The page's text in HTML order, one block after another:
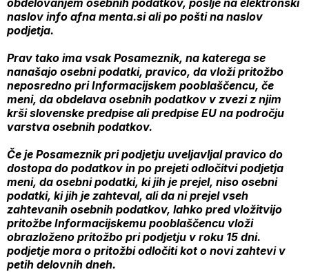
obdelovanjem osebnih podatkov, pošlje na elektronski
naslov info afna menta.si ali po pošti na naslov
podjetja.
Prav tako ima vsak Posameznik, na katerega se
nanašajo osebni podatki, pravico, da vloži pritožbo
neposredno pri Informacijskem pooblaščencu, če
meni, da obdelava osebnih podatkov v zvezi z njim
krši slovenske predpise ali predpise EU na področju
varstva osebnih podatkov.
Če je Posameznik pri podjetju uveljavljal pravico do
dostopa do podatkov in po prejeti odločitvi podjetja
meni, da osebni podatki, ki jih je prejel, niso osebni
podatki, ki jih je zahteval, ali da ni prejel vseh
zahtevanih osebnih podatkov, lahko pred vložitvijo
pritožbe Informacijskemu pooblaščencu vloži
obrazloženo pritožbo pri podjetju v roku 15 dni.
podjetje mora o pritožbi odločiti kot o novi zahtevi v
petih delovnih dneh.